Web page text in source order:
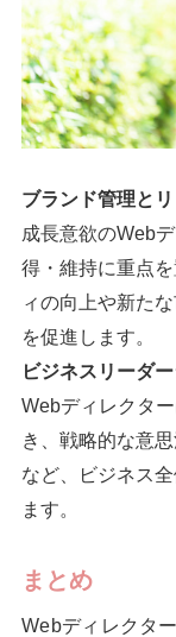
ブランド管理と
成長意欲のWeb
得・維持に重点
ィの向上や新た
を促進します。
ビジネスリーダ
Webディレクタ
き、戦略的な意
など、ビジネス
ます。
まとめ
Webディレクタ